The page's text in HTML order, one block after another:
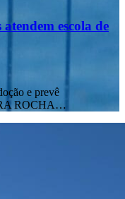
escola de
e prevê
ROCHA…